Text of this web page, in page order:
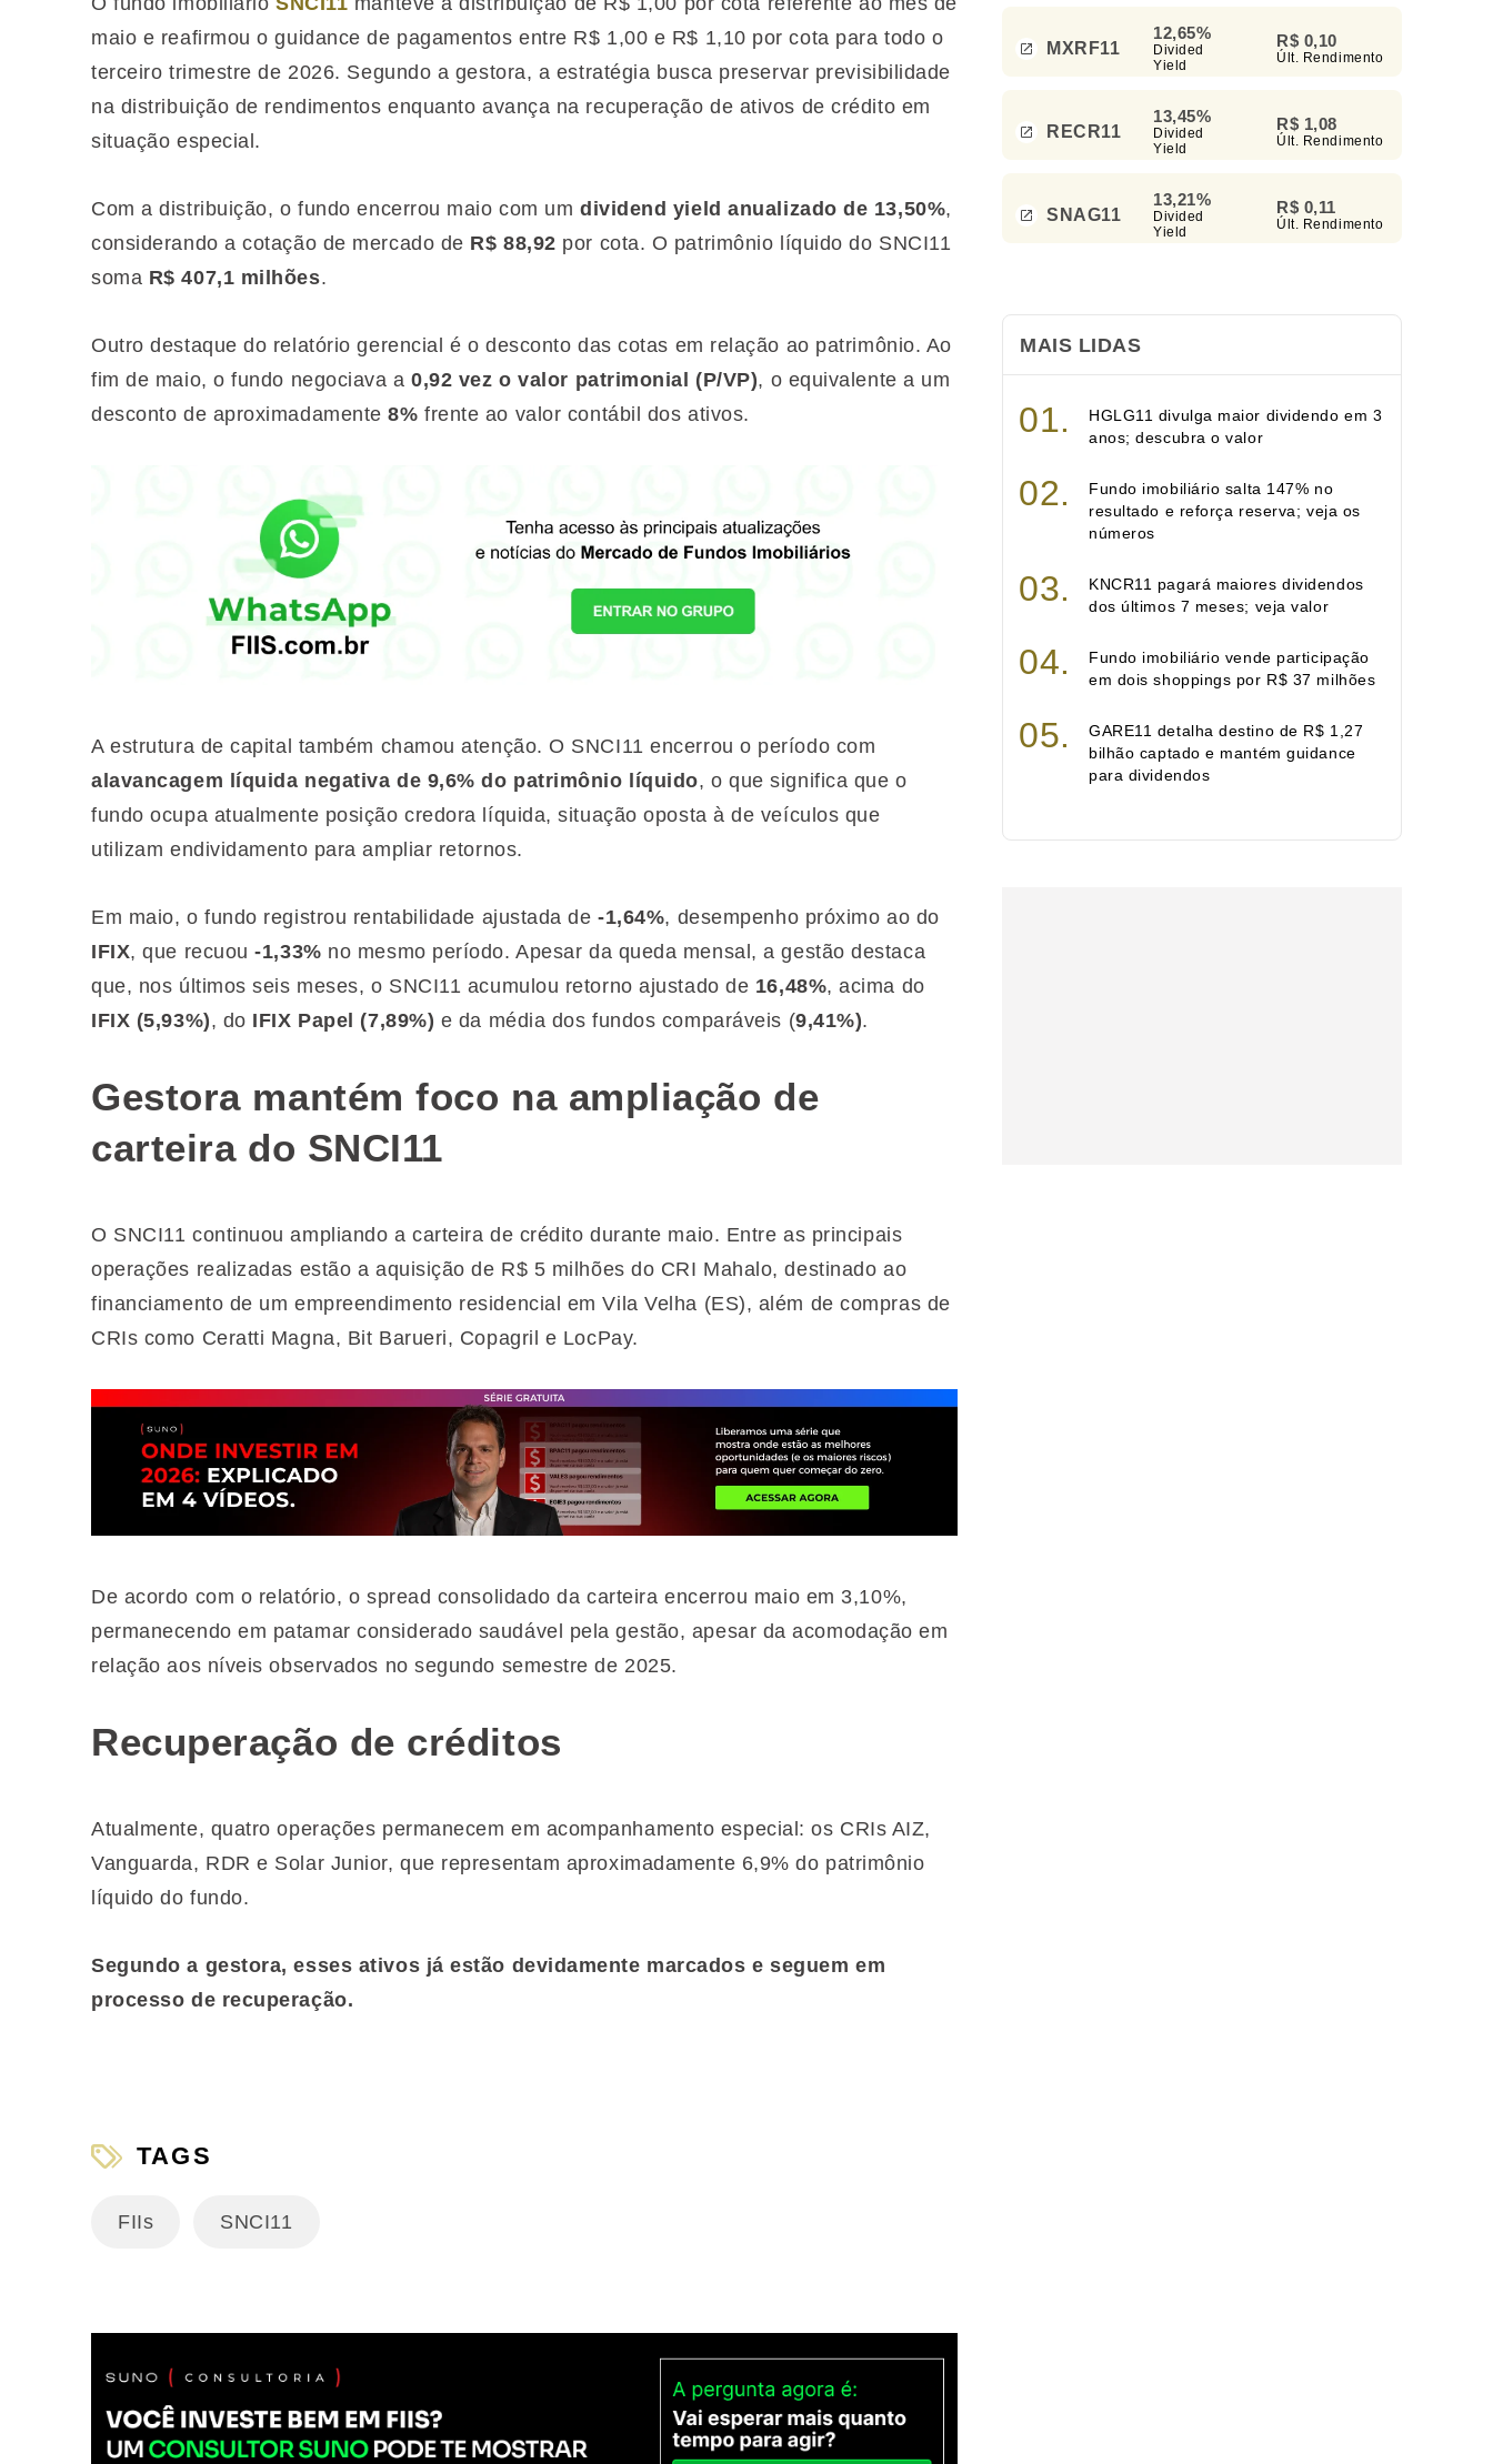
maio e reafirmou o guidance de pagamentos entre R$ 1,00 e R$ 1,10 por cota para todo o
terceiro trimestre de 2026. Segundo a gestora, a estratégia busca preservar previsibilidade
na distribuição de rendimentos enquanto avança na recuperação de ativos de crédito em
situação especial.
Com a distribuição, o fundo encerrou maio com um dividend yield anualizado de 13,50%,
considerando a cotação de mercado de R$ 88,92 por cota. O patrimônio líquido do SNCI11
soma R$ 407,1 milhões.
Outro destaque do relatório gerencial é o desconto das cotas em relação ao patrimônio. Ao
fim de maio, o fundo negociava a0,92 vez o valor patrimonial (P/VP), o equivalente a um
desconto de aproximadamente8% frente ao valor contábil dos ativos.
A estrutura de capital também chamou atenção. O SNCI11 encerrou o período com
alavancagem líquida negativa de 9,6% do patrimônio líquido, o que significa que o
fundo ocupa atualmente posição credora líquida, situação oposta à de veículos que
utilizam endividamento para ampliar retornos.
Em maio, o fundo registrou rentabilidade ajustada de-1,64%, desempenho próximo ao do
IFIX, que recuou-1,33% no mesmo período. Apesar da queda mensal, a gestão destaca
que, nos últimos seis meses, o SNCI11 acumulou retorno ajustado de 16,48%, acima do
IFIX (5,93%), do IFIX Papel (7,89%) e da média dos fundos comparáveis (9,41%).
Gestora mantém foco na ampliação de
carteira do SNCI11
O SNCI11 continuou ampliando a carteira de crédito durante maio. Entre as principais
operações realizadas estão a aquisição de R$ 5 milhões do CRI Mahalo, destinado ao
financiamento de um empreendimento residencial em Vila Velha (ES), além de compras de
CRIs como Ceratti Magna, Bit Barueri, Copagril e LocPay.
De acordo com o relatório, o spread consolidado da carteira encerrou maio em 3,10%,
permanecendo em patamar considerado saudável pela gestão, apesar da acomodação em
relação aos níveis observados no segundo semestre de 2025.
Recuperação de créditos
Atualmente, quatro operações permanecem em acompanhamento especial: os CRIs AIZ,
Vanguarda, RDR e Solar Junior, que representam aproximadamente 6,9% do patrimônio
líquido do fundo.
Segundo a gestora, esses ativos já estão devidamente marcados e seguem em
processo de recuperação.
TAGS
FIIs SNCI11
MXRF11
12,65%
Divided
Yield
R$ 0,10
Últ. Rendimento
RECR11
13,45%
Divided
Yield
R$ 1,08
Últ. Rendimento
SNAG11
13,21%
Divided
Yield
R$ 0,11
Últ. Rendimento
MAIS LIDAS
HGLG11 divulga maior dividendo em 3
anos; descubra o valor
Fundo imobiliário salta 147% no
resultado e reforça reserva; veja os
números
KNCR11 pagará maiores dividendos
dos últimos 7 meses; veja valor
Fundo imobiliário vende participação
em dois shoppings por R$ 37 milhões
GARE11 detalha destino de R$ 1,27
bilhão captado e mantém guidance
para dividendos